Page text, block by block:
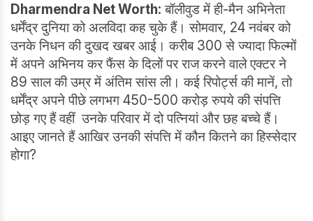
Dharmendra Net Worth: बॉलीवुड में ही-मैन अभिनेता
धर्मेंद्र दुनिया को अलविदा कह चुके हैं। सोमवार, 24 नवंबर को
उनके निधन की दुखद खबर आई। करीब 300 से ज्यादा फिल्मों
में अपने अभिनय कर फैंस के दिलों पर राज करने वाले एक्टर ने
89 साल की उम्र में अंतिम सांस ली। कई रिपोर्ट्स की मानें, तो
धर्मेंद्र अपने पीछे लगभग 450-500 करोड़ रुपये की संपत्ति
छोड़ गए हैं वहीं उनके परिवार में दो पत्नियां और छह बच्चे हैं।
आइए जानते हैं आखिर उनकी संपत्ति में कौन कितने का हिस्सेदार
होगा?